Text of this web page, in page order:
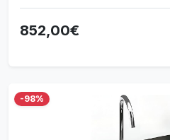
852,00€
-98%